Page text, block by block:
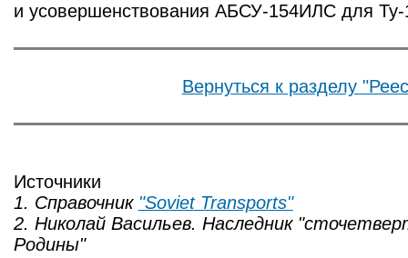
и усовершенствования АБСУ-154ИЛС для Ту-
Вернуться к разделу
Источники
1. Справочник "Soviet Transports"
2. Николай Васильев. Наследник
Родины"